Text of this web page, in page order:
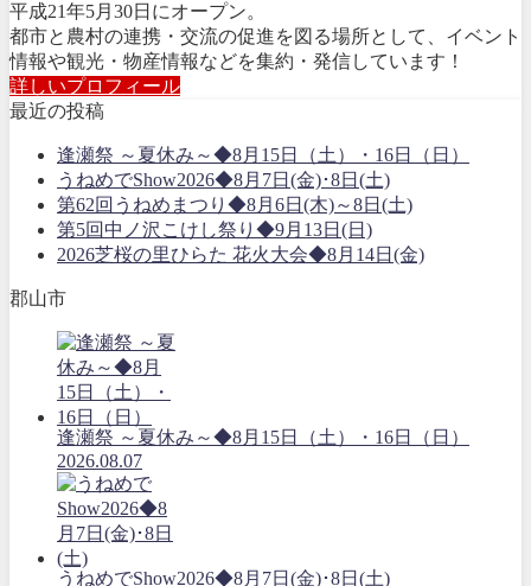
平成21年5月30日にオープン。
都市と農村の連携・交流の促進を図る場所として、イベント
情報や観光・物産情報などを集約・発信しています！
詳しいプロフィール
最近の投稿
逢瀬祭 ～夏休み～◆8月15日（土）・16日（日）
うねめでShow2026◆8月7日(金)･8日(土)
第62回うねめまつり◆8月6日(木)～8日(土)
第5回中ノ沢こけし祭り◆9月13日(日)
2026芝桜の里ひらた 花火大会◆8月14日(金)
郡山市
逢瀬祭 ～夏休み～◆8月15日（土）・16日（日）
2026.08.07
うねめでShow2026◆8月7日(金)･8日(土)